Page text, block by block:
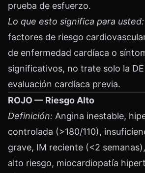
prueba de esfuerzo.
Lo que esto significa para usted:
factores de riesgo
de enfermedad cardíaca o
significativos, no trate solo la
evaluación cardíaca previa.
ROJO — Riesgo Alto
Definición: Angina inestable,
controlada (>180/110),
grave, IM reciente (<2
alto riesgo, miocardiopatía